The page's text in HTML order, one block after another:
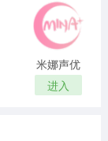
米娜声优
姬电脑版
进入